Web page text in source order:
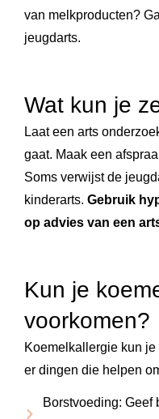
van melkproducten?
jeugdarts.
Wat kun je
Laat een arts
gaat. Maak een
Soms verwijst de
kinderarts. Gebruik
op advies van een
Kun je
voorkomen?
Koemelkallergie kun
er dingen die helpen
Borstvoeding: Geef